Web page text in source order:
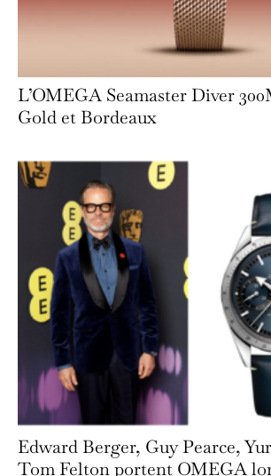
L’OMEGA Seamaster Diver
Gold et Bordeaux
Edward Berger, Guy Pearce,
Tom Felton portent OMEGA